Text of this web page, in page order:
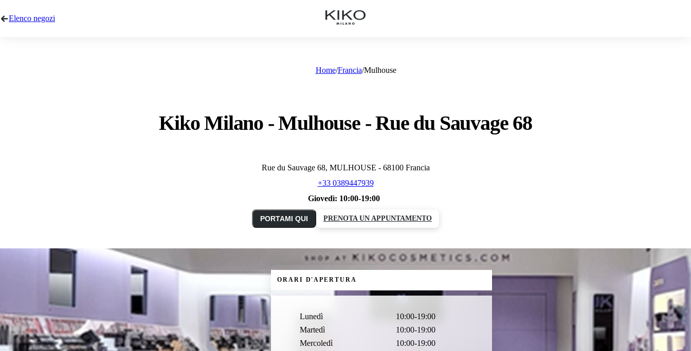
Elenco negozi
Home Francia Mulhouse
Kiko Milano - Mulhouse - Rue du Sauvage 68
Rue du Sauvage 68, MULHOUSE - 68100 Francia
+33 0389447939
Giovedì: 10:00-19:00
PORTAMI QUI PRENOTA UN APPUNTAMENTO
ORARI D'APERTURA
Lunedì
10:00-19:00
Martedì
10:00-19:00
Mercoledì
10:00-19:00